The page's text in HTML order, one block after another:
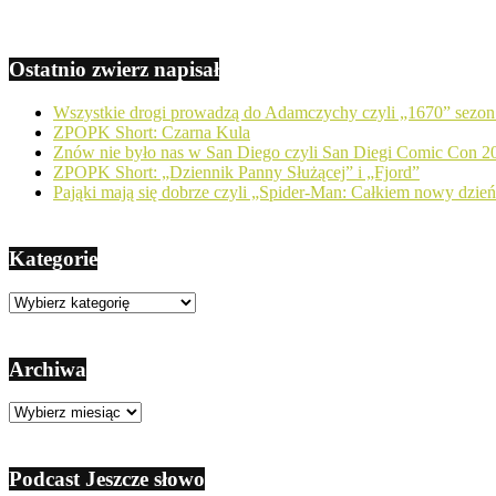
Ostatnio zwierz napisał
Wszystkie drogi prowadzą do Adamczychy czyli „1670”
ZPOPK Short: Czarna Kula
Znów nie było nas w San Diego czyli San Diegi Comic Con
ZPOPK Short: „Dziennik Panny Służącej” i „Fjord”
Pająki mają się dobrze czyli „Spider-Man: Całkiem nowy
Kategorie
Kategorie
Archiwa
Archiwa
Podcast Jeszcze słowo